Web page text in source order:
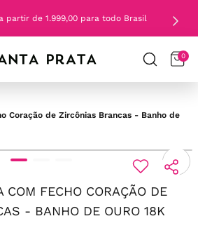
partir de 1.999,00 para todo Brasil
0
Coração de Zircônias Brancas - Banho de
COM FECHO CORAÇÃO DE
- BANHO DE OURO 18K